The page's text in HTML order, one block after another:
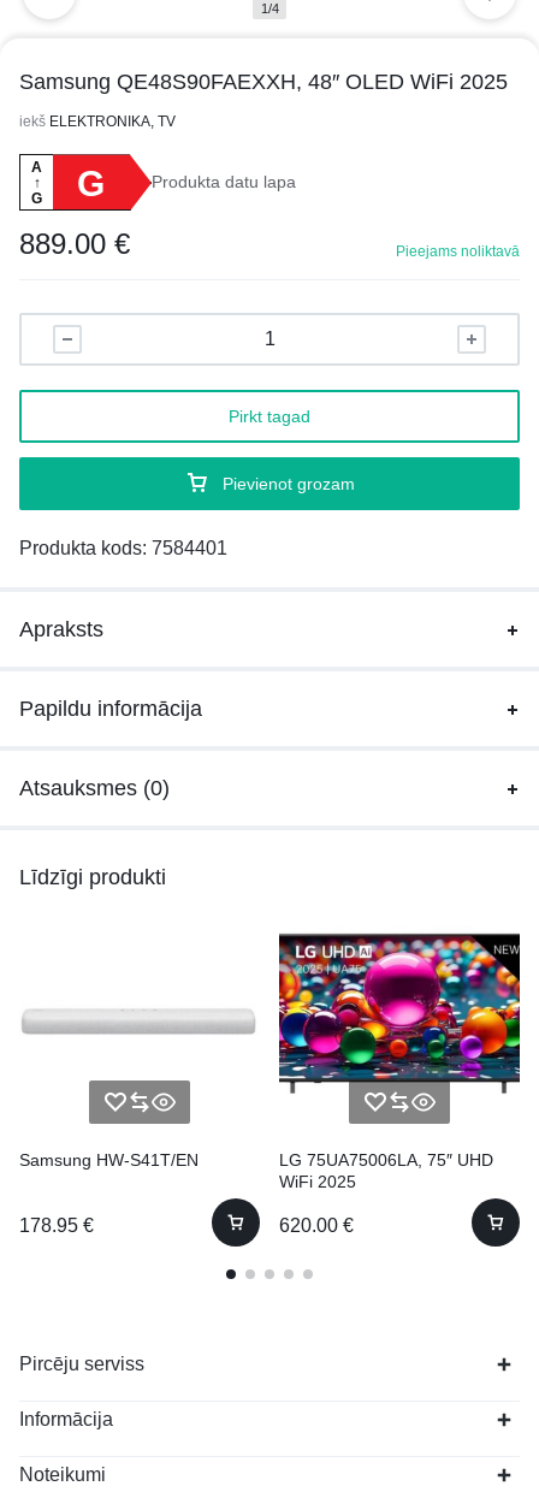
1/4
Samsung QE48S90FAEXXH, 48″ OLED WiFi 2025
iekš ELEKTRONIKA, TV
A
↑
G
G Produkta datu lapa
889.00 € Pieejams noliktavā
Pievienot grozam
Pirkt tagad
Produkta kods: 7584401
Apraksts
Papildu informācija
Atsauksmes (0)
Līdzīgi produkti
Samsung HW-S41T/EN
178.95 €
LG 75UA75006LA, 75″ UHD
WiFi 2025
620.00 €
Pircēju serviss
Informācija
Noteikumi